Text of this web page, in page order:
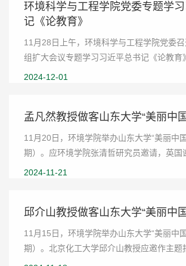
环境科学与工程学院党委专题学
记《论教育》
11月28日上午，环境科学与工程学院党委
组扩大会议专题学习习近平总书记《论教育
员、班子成员、师生党支部书记参加会议。
2024-12-01
孟凡然教授做客山东大学“美丽中
11月20日，环境学院举办山东大学“美丽中
期）。应环境学院张清哲研究员邀请，英国
凡然教授作主题报告并开展学术交流。本次
2024-11-21
邱介山教授做客山东大学“美丽中
11月15日，环境学院举办山东大学“美丽中
期）。北京化工大学邱介山教授应邀作主题
交流。讲坛由环境学院李倩教授主持。会议